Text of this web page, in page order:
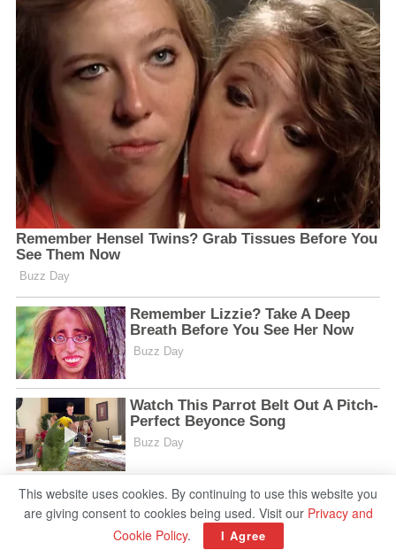
This website uses cookies. By continuing to use this website you
are giving consent to cookies being used. Visit our Privacy and
Cookie Policy. I Agree